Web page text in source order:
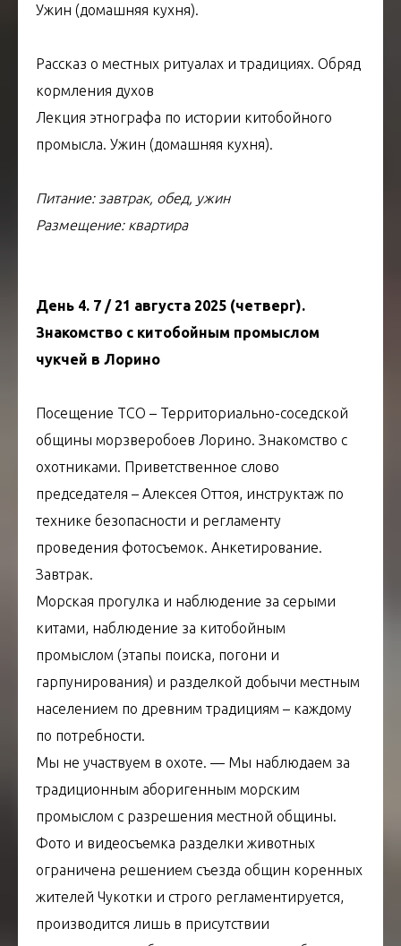
Ужин (домашняя кухня).
Рассказ о местных ритуалах и традициях. Обряд
кормления духов
Лекция этнографа по истории китобойного
промысла. Ужин (домашняя кухня).
Питание: завтрак, обед, ужин
Размещение: квартира
День 4. 7 / 21 августа 2025 (четверг).
Знакомство с китобойным промыслом
чукчей в Лорино
Посещение ТСО – Территориально-соседской
общины морзверобоев Лорино. Знакомство с
охотниками. Приветственное слово
председателя – Алексея Оттоя, инструктаж по
технике безопасности и регламенту
проведения фотосъемок. Анкетирование.
Завтрак.
Морская прогулка и наблюдение за серыми
китами, наблюдение за китобойным
промыслом (этапы поиска, погони и
гарпунирования) и разделкой добычи местным
населением по древним традициям – каждому
по потребности.
Мы не участвуем в охоте. — Мы наблюдаем за
традиционным аборигенным морским
промыслом с разрешения местной общины.
Фото и видеосъемка разделки животных
ограничена решением съезда общин коренных
жителей Чукотки и строго регламентируется,
производится лишь в присутствии